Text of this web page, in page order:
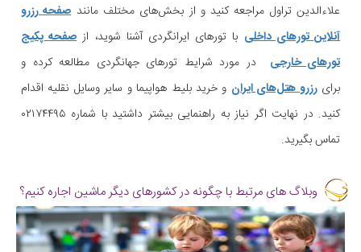
علاءالدین تراول مراجعه کنید و از بخش‌های مختلف مانندصفحه رزرو
آنلاین تورهای داخلی با تورهای ایرانگردی آشنا شوید، ازصفحه پکیج
تورهای خارجی در مورد شرایط تورهای جهانگردی مطالعه کرده و
برایرزرو هتل‌های ایران و خرید بلیط هواپیما و سایر وسایل نقلیه اقدام
کنید. در نهایت اگر نیاز به راهنمایی بیشتر داشتید با شماره ۰۲۱۷۴۴۹۵
تماس بگیرید.
وبلاگ های مرتبط با چگونه در کشورهای دیگر ماشین اجاره کنیم؟